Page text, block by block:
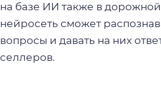
на базе ИИ также в дорожной
нейросеть сможет
вопросы и давать на них
селлеров.